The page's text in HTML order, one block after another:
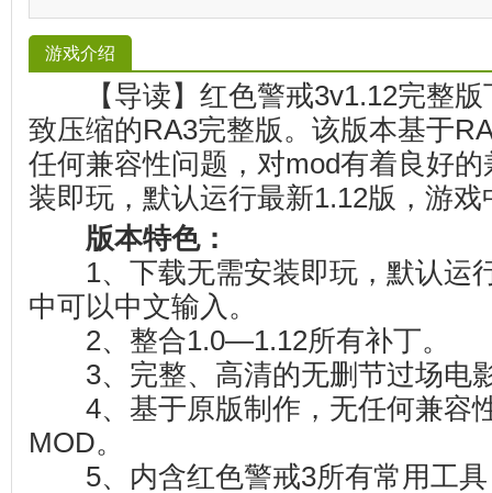
游戏介绍
【导读】红色警戒3v1.12完整版
致压缩的RA3完整版。该版本基于
任何兼容性问题，对mod有着良好
装即玩，默认运行最新1.12版，游
版本特色：
1、下载无需安装即玩，默认运
中可以中文输入。
2、整合1.0—1.12所有补丁。
3、完整、高清的无删节过场电
4、基于原版制作，无任何兼容
MOD。
5、内含红色警戒3所有常用工具